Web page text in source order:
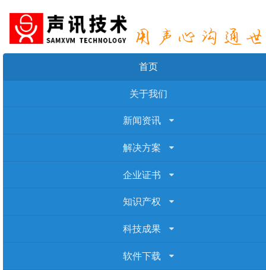
首页
关于我们
新闻资讯
解决方案
企业证书
知识产权
科技成果
软件下载